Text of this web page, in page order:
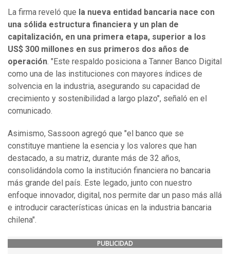
La firma reveló que la nueva entidad bancaria nace con
una sólida estructura financiera y un plan de
capitalización, en una primera etapa, superior a los
US$ 300 millones en sus primeros dos años de
operación. "Este respaldo posiciona a Tanner Banco Digital
como una de las instituciones con mayores índices de
solvencia en la industria, asegurando su capacidad de
crecimiento y sostenibilidad a largo plazo", señaló en el
comunicado.
Asimismo, Sassoon agregó que "el banco que se
constituye mantiene la esencia y los valores que han
destacado, a su matriz, durante más de 32 años,
consolidándola como la institución financiera no bancaria
más grande del país. Este legado, junto con nuestro
enfoque innovador, digital, nos permite dar un paso más allá
e introducir características únicas en la industria bancaria
chilena".
PUBLICIDAD